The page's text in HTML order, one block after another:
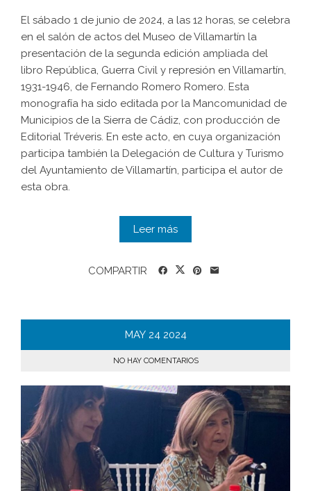
El sábado 1 de junio de 2024, a las 12 horas, se celebra
en el salón de actos del Museo de Villamartín la
presentación de la segunda edición ampliada del
libro República, Guerra Civil y represión en Villamartín,
1931-1946, de Fernando Romero Romero. Esta
monografía ha sido editada por la Mancomunidad de
Municipios de la Sierra de Cádiz, con producción de
Editorial Tréveris. En este acto, en cuya organización
participa también la Delegación de Cultura y Turismo
del Ayuntamiento de Villamartín, participa el autor de
esta obra.
Leer más
COMPARTIR
MAY 24 2024
NO HAY COMENTARIOS